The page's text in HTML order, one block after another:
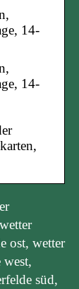
14-
14-
ost, wetter
süd,